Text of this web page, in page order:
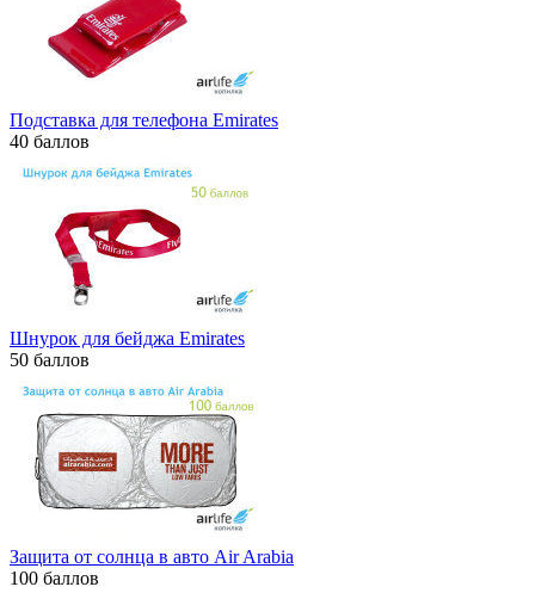
Подставка для телефона Emirates
40 баллов
Шнурок для бейджа Emirates
50 баллов
Защита от солнца в авто Air Arabia
100 баллов